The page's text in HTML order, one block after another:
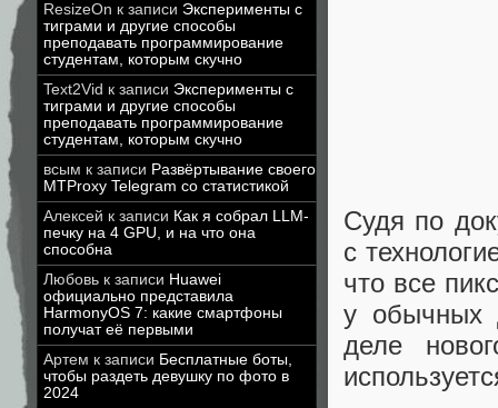
ResizeOn к записи Эксперименты с
тиграми и другие способы
преподавать программирование
студентам, которым скучно
Text2Vid к записи Эксперименты с
тиграми и другие способы
преподавать программирование
студентам, которым скучно
всым к записи Развёртывание своего
MTProxy Telegram со статистикой
Алексей к записи Как я собрал LLM-
печку на 4 GPU, и на что она
способна
Любовь к записи Huawei
официально представила
HarmonyOS 7: какие смартфоны
получат её первыми
Артем к записи Бесплатные боты,
чтобы раздеть девушку по фото в
2024
Судя по
с
что все
у обычных
деле